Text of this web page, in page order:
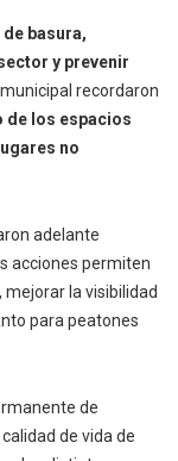
basura,
y prevenir
recordaron
de los espacios
no
adelante
acciones permiten
la visibilidad
para peatones
de
de vida de